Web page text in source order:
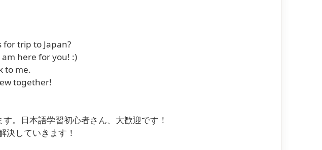
trip to Japan?
am here for you! :)
to me.
together!
。日本語学習初心者さん、大歓迎です！
していきます！